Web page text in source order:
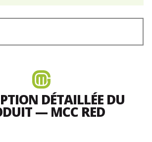
DÉTAILLÉE DU
— MCC RED